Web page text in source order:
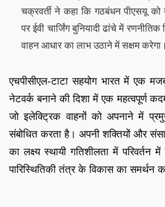
चक्रवर्ती ने कहा कि गठबंधन पीएसयू को
पर ईवी चार्जिंग बुनियादी ढांचे में
वाहन आधार का लाभ उठाने में सक्षम करेगा।
एचपीसीएल-टाटा सहयोग भारत में एक
नेटवर्क बनाने की दिशा में एक महत्वपूर्ण
जो इलेक्ट्रिक वाहनों को अपनाने में
संबोधित करता है। अपनी शक्तियों और
का लक्ष्य स्थायी गतिशीलता में
पारिस्थितिकी तंत्र के विकास का समर्थन